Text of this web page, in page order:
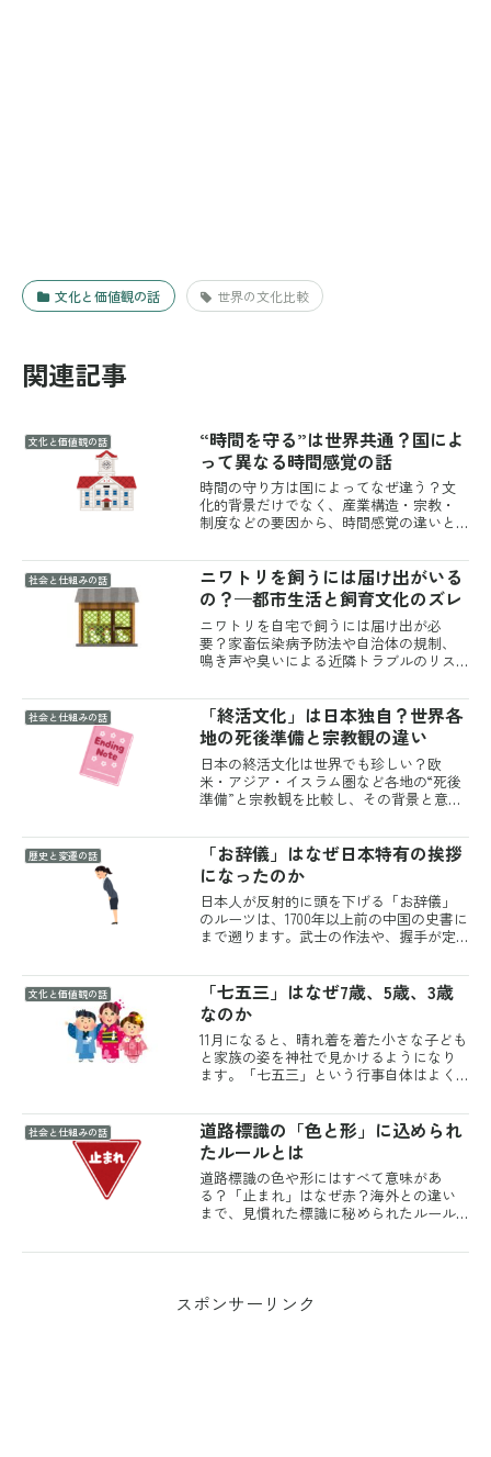
文化と価値観の話 世界の文化比較
関連記事
文化と価値観の話
“時間を守る”は世界共通？国によ
って異なる時間感覚の話
時間の守り方は国によってなぜ違う？文
化的背景だけでなく、産業構造・宗教・
制度などの要因から、時間感覚の違いと
社会と仕組みの話
ニワトリを飼うには届け出がいる
の？—都市生活と飼育文化のズレ
ニワトリを自宅で飼うには届け出が必
要？家畜伝染病予防法や自治体の規制、
鳴き声や臭いによる近隣トラブルのリス
解説します。
社会と仕組みの話
「終活文化」は日本独自？世界各
地の死後準備と宗教観の違い
日本の終活文化は世界でも珍しい？欧
米・アジア・イスラム圏など各地の“死後
準備”と宗教観を比較し、その背景と意味
歴史と変遷の話
「お辞儀」はなぜ日本特有の挨拶
になったのか
日本人が反射的に頭を下げる「お辞儀」
のルーツは、1700年以上前の中国の史書に
まで遡ります。武士の作法や、握手が定
文化と価値観の話
「七五三」はなぜ7歳、5歳、3歳
なのか
11月になると、晴れ着を着た小さな子ども
と家族の姿を神社で見かけるようになり
ます。「七五三」という行事自体はよく
いう、間隔も性別も異なる年齢が選ばれ
ているのかは、案外説明しにくいもので
す。それぞれの年...
社会と仕組みの話
道路標識の「色と形」に込められ
たルールとは
道路標識の色や形にはすべて意味があ
る？「止まれ」はなぜ赤？海外との違い
まで、見慣れた標識に秘められたルール
スポンサーリンク